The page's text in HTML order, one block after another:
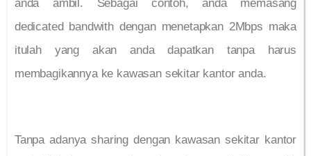
anda ambil. Sebagai contoh, anda memasang
dedicated bandwith dengan menetapkan 2Mbps maka
itulah yang akan anda dapatkan tanpa harus
membagikannya ke kawasan sekitar kantor anda.
Tanpa adanya sharing dengan kawasan sekitar kantor